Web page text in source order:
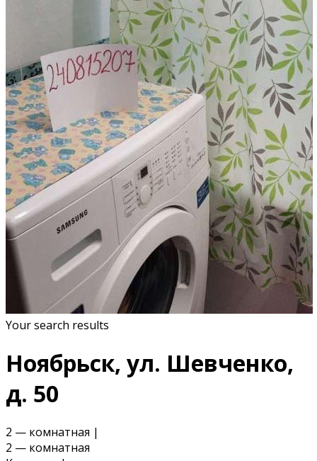
Your search results
Ноябрьск, ул. Шевченко,
д. 50
2 — комнатная |
2 — комнатная